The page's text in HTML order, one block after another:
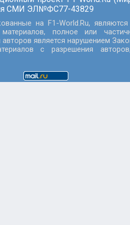
СМИ ЭЛ№ФС77-43829
на F1-World.Ru,
полное или
является нарушением
с разрешения